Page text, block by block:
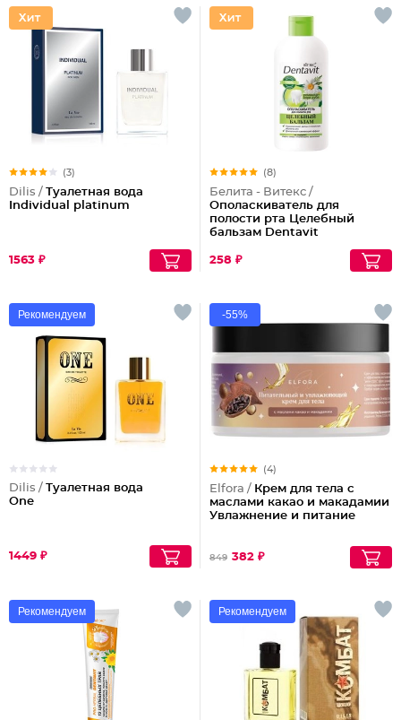
(3)
Dilis / Туалетная вода
Individual platinum
1563 ₽
(8)
Белита - Витекс /
Ополаскиватель для
полости рта Целебный
бальзам Dentavit
258 ₽
Рекомендуем
Dilis / Туалетная вода
One
1449 ₽
-55%
(4)
Elfora / Крем для тела с
маслами какао и макадамии
Увлажнение и питание
849 382 ₽
Рекомендуем Рекомендуем